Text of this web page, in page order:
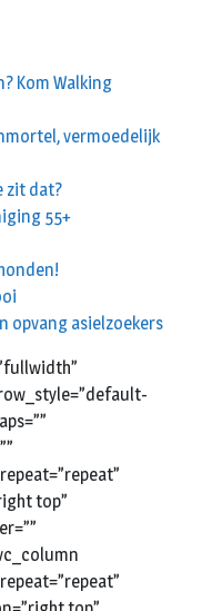
Kom Walking
vermoedelijk
zit dat?
55+
opvang asielzoekers
top”